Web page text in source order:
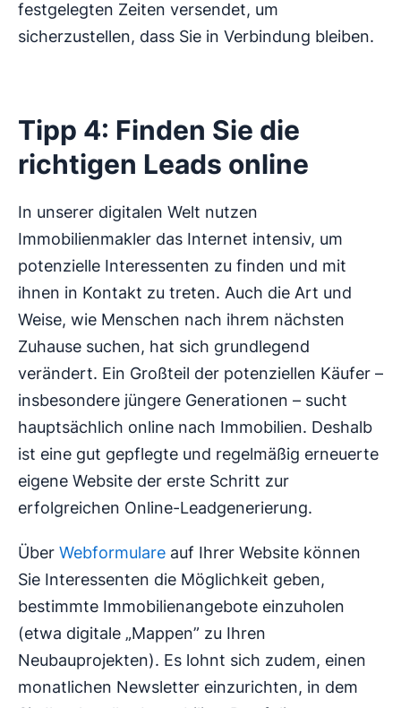
festgelegten Zeiten versendet, um
sicherzustellen, dass Sie in Verbindung bleiben.
Tipp 4: Finden Sie die
richtigen Leads online
In unserer digitalen Welt nutzen
Immobilienmakler das Internet intensiv, um
potenzielle Interessenten zu finden und mit
ihnen in Kontakt zu treten. Auch die Art und
Weise, wie Menschen nach ihrem nächsten
Zuhause suchen, hat sich grundlegend
verändert. Ein Großteil der potenziellen Käufer –
insbesondere jüngere Generationen – sucht
hauptsächlich online nach Immobilien. Deshalb
ist eine gut gepflegte und regelmäßig erneuerte
eigene Website der erste Schritt zur
erfolgreichen Online-Leadgenerierung.
Über Webformulare auf Ihrer Website können
Sie Interessenten die Möglichkeit geben,
bestimmte Immobilienangebote einzuholen
(etwa digitale „Mappen” zu Ihren
Neubauprojekten). Es lohnt sich zudem, einen
monatlichen Newsletter einzurichten, in dem